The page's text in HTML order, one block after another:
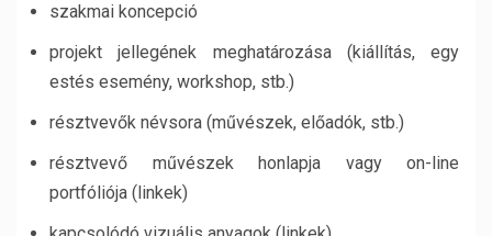
szakmai koncepció
projekt jellegének meghatározása (kiállítás, egy
estés esemény, workshop, stb.)
résztvevők névsora (művészek, előadók, stb.)
résztvevő művészek honlapja vagy on-line
portfóliója (linkek)